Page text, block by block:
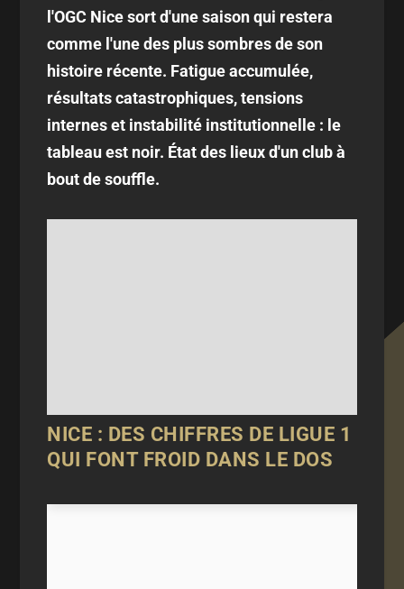
l'OGC Nice sort d'une saison qui restera
comme l'une des plus sombres de son
histoire récente. Fatigue accumulée,
résultats catastrophiques, tensions
internes et instabilité institutionnelle : le
tableau est noir. État des lieux d'un club à
bout de souffle.
NICE : DES CHIFFRES DE LIGUE 1
QUI FONT FROID DANS LE DOS